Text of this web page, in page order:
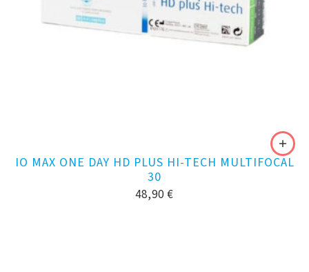
IO MAX ONE DAY HD PLUS HI-TECH MULTIFOCAL
30
48,90 €